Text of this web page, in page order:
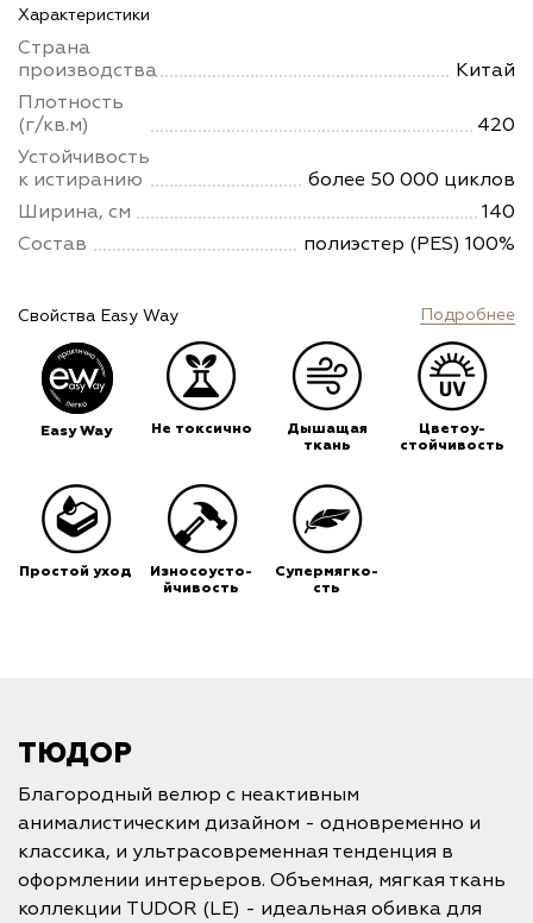
Характеристики
Страна
производства
Китай
Плотность
(г/кв.м)
420
Устойчивость
к истиранию
более 50 000 циклов
Ширина, см
140
Состав
полиэстер (PES) 100%
Свойства Easy Way Подробнее
Easy Way Не токсично
Дышащая
ткань
Цветоу-
стойчивость
Простой уход
Износоусто-
йчивость
Супермягко-
сть
ТЮДОР
Благородный велюр с неактивным
анималистическим дизайном - одновременно и
классика, и ультрасовременная тенденция в
оформлении интерьеров. Объемная, мягкая ткань
коллекции TUDOR (LE) - идеальная обивка для